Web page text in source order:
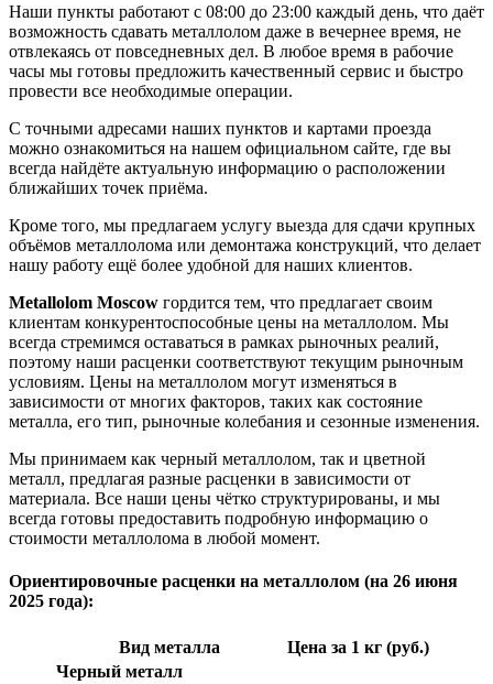
Наши пункты работают с 08:00 до 23:00 каждый день, что даёт
возможность сдавать металлолом даже в вечернее время, не
отвлекаясь от повседневных дел. В любое время в рабочие
часы мы готовы предложить качественный сервис и быстро
провести все необходимые операции.
С точными адресами наших пунктов и картами проезда
можно ознакомиться на нашем официальном сайте, где вы
всегда найдёте актуальную информацию о расположении
ближайших точек приёма.
Кроме того, мы предлагаем услугу выезда для сдачи крупных
объёмов металлолома или демонтажа конструкций, что делает
нашу работу ещё более удобной для наших клиентов.
Metallolom Moscow гордится тем, что предлагает своим
клиентам конкурентоспособные цены на металлолом. Мы
всегда стремимся оставаться в рамках рыночных реалий,
поэтому наши расценки соответствуют текущим рыночным
условиям. Цены на металлолом могут изменяться в
зависимости от многих факторов, таких как состояние
металла, его тип, рыночные колебания и сезонные изменения.
Мы принимаем как черный металлолом, так и цветной
металл, предлагая разные расценки в зависимости от
материала. Все наши цены чётко структурированы, и мы
всегда готовы предоставить подробную информацию о
стоимости металлолома в любой момент.
Ориентировочные расценки на металлолом (на 26 июня
2025 года):
Вид металла
Цена за 1 кг (руб.)
Черный металл